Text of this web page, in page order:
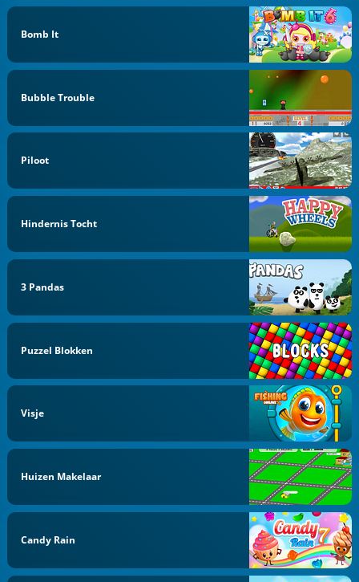
Bomb It
Bubble Trouble
Piloot
Hindernis Tocht
3 Pandas
Puzzel Blokken
Visje
Huizen Makelaar
Candy Rain